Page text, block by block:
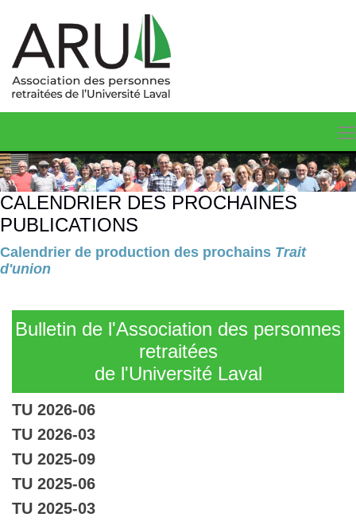
CALENDRIER DES PROCHAINES
PUBLICATIONS
Calendrier de production des prochains Trait
d'union
Bulletin de l'Association des personnes
retraitées
de l'Université Laval
TU 2026-06
TU 2026-03
TU 2025-09
TU 2025-06
TU 2025-03